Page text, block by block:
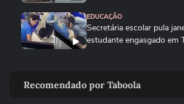
EDUCAÇÃO
Secretária escolar pula
estudante engasgado em
população retorne para
Recomendado por Taboola